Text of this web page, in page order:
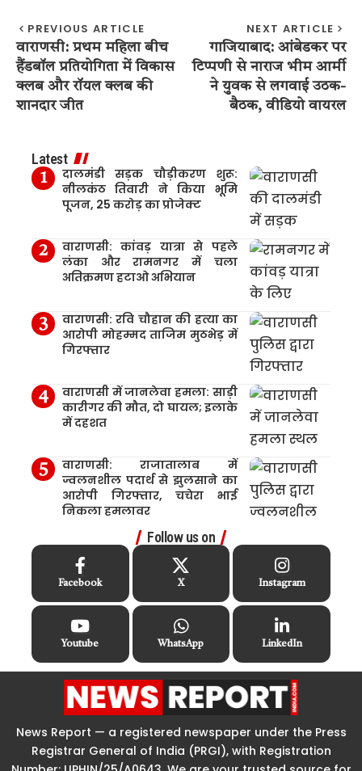
PREVIOUS ARTICLE
वाराणसी: प्रथम महिला बीच
हैंडबॉल प्रतियोगिता में विकास
क्लब और रॉयल क्लब की
शानदार जीत
NEXT ARTICLE
गाजियाबाद: आंबेडकर पर
टिप्पणी से नाराज भीम आर्मी
ने युवक से लगवाई उठक-
बैठक, वीडियो वायरल
Latest
दालमंडी सड़क चौड़ीकरण शुरू:
नीलकंठ तिवारी ने किया भूमि
पूजन, 25 करोड़ का प्रोजेक्ट
वाराणसी: कांवड़ यात्रा से पहले
लंका और रामनगर में चला
अतिक्रमण हटाओ अभियान
वाराणसी: रवि चौहान की हत्या का
आरोपी मोहम्मद ताजिम मुठभेड़ में
गिरफ्तार
वाराणसी में जानलेवा हमला: साड़ी
कारीगर की मौत, दो घायल; इलाके
में दहशत
वाराणसी: राजातालाब में
ज्वलनशील पदार्थ से झुलसाने का
आरोपी गिरफ्तार, चचेरा भाई
निकला हमलावर
Follow us on
Facebook X Instagram
Youtube WhatsApp LinkedIn
News Report — a registered newspaper under the Press
Registrar General of India (PRGI), with Registration